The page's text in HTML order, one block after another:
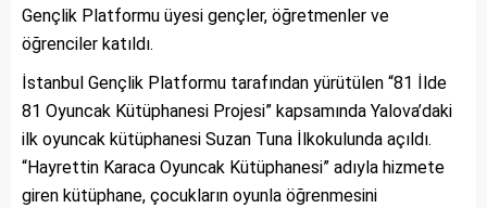
Gençlik Platformu üyesi gençler, öğretmenler ve
öğrenciler katıldı.
İstanbul Gençlik Platformu tarafından yürütülen “81 İlde
81 Oyuncak Kütüphanesi Projesi” kapsamında Yalova’daki
ilk oyuncak kütüphanesi Suzan Tuna İlkokulunda açıldı.
“Hayrettin Karaca Oyuncak Kütüphanesi” adıyla hizmete
giren kütüphane, çocukların oyunla öğrenmesini